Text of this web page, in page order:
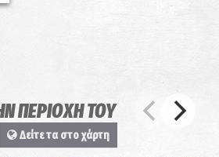
ΠΕΡΙΟΧΗ ΤΟΥ
Δείτε τα στο χάρτη